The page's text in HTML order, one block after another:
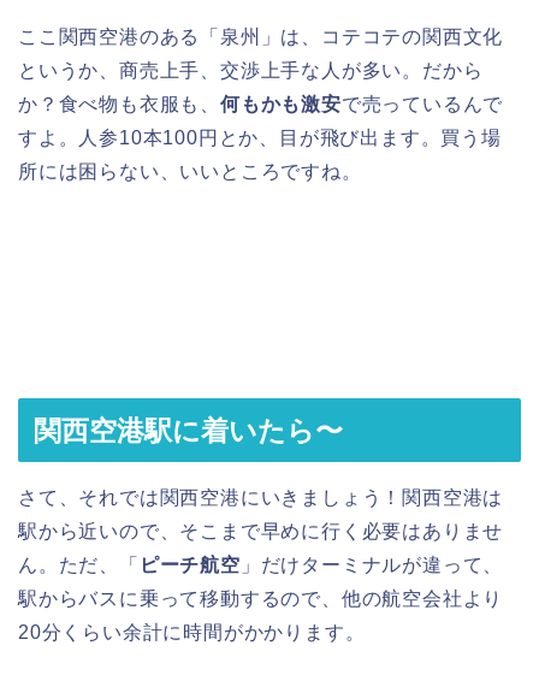
ここ関西空港のある「泉州」は、コテコテの関西文化
というか、商売上手、交渉上手な人が多い。だから
か？食べ物も衣服も、 何もかも激安で売っているんで
すよ。人参10本100円とか、目が飛び出ます。買う場
所には困らない、いいところですね。
関西空港駅に着いたら〜
さて、それでは関西空港にいきましょう！関西空港は
駅から近いので、そこまで早めに行く必要はありませ
ん。ただ、「 ピーチ航空 」だけターミナルが違って、
駅からバスに乗って移動するので、他の航空会社より
20分くらい余計に時間がかかります。